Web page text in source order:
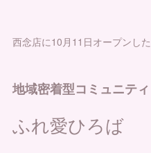
西念店に10月11日オープンした
地域密着型コミュニティ
ふれ愛ひろば